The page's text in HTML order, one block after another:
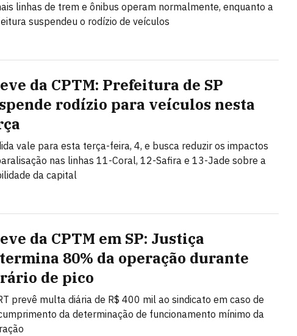
linhas de trem e ônibus operam normalmente, enquanto a
suspendeu o rodízio de veículos
da CPTM: Prefeitura de SP
rodízio para veículos nesta
vale para esta terça-feira, 4, e busca reduzir os impactos
nas linhas 11-Coral, 12-Safira e 13-Jade sobre a
da capital
da CPTM em SP: Justiça
80% da operação durante
de pico
prevê multa diária de R$ 400 mil ao sindicato em caso de
da determinação de funcionamento mínimo da